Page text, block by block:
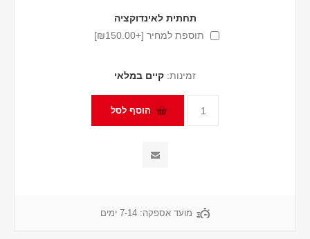
תחתית לאינדוקציה
תוספת למחיר [+₪150.00]
זמינות: קיים במלאי
מועד אספקה: 7-14 ימים